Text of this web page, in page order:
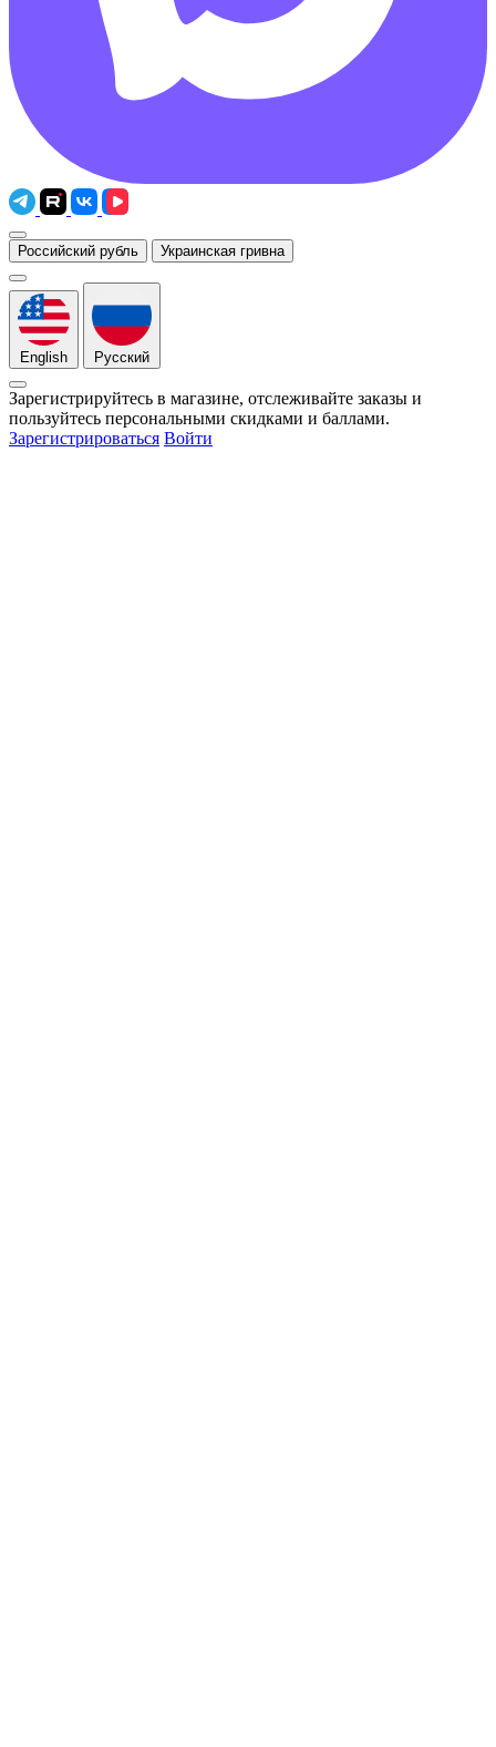
Российский рубль Украинская гривна
English Русский
Зарегистрируйтесь в магазине, отслеживайте заказы и
пользуйтесь персональными скидками и баллами.
Зарегистрироваться Войти